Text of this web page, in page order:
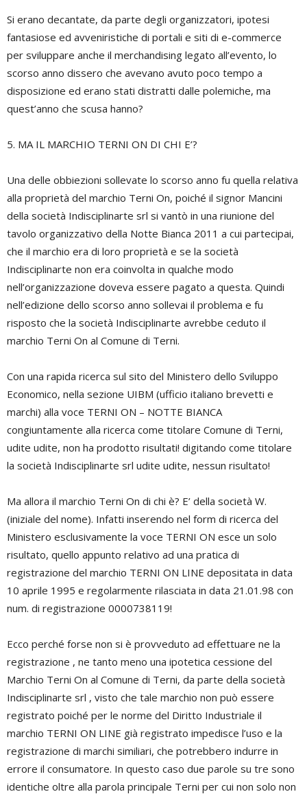
Si erano decantate, da parte degli organizzatori, ipotesi
fantasiose ed avveniristiche di portali e siti di e-commerce
per sviluppare anche il merchandising legato all’evento, lo
scorso anno dissero che avevano avuto poco tempo a
disposizione ed erano stati distratti dalle polemiche, ma
quest’anno che scusa hanno?
5. MA IL MARCHIO TERNI ON DI CHI E’?
Una delle obbiezioni sollevate lo scorso anno fu quella relativa
alla proprietà del marchio Terni On, poiché il signor Mancini
della società Indisciplinarte srl si vantò in una riunione del
tavolo organizzativo della Notte Bianca 2011 a cui partecipai,
che il marchio era di loro proprietà e se la società
Indisciplinarte non era coinvolta in qualche modo
nell’organizzazione doveva essere pagato a questa. Quindi
nell’edizione dello scorso anno sollevai il problema e fu
risposto che la società Indisciplinarte avrebbe ceduto il
marchio Terni On al Comune di Terni.
Con una rapida ricerca sul sito del Ministero dello Sviluppo
Economico, nella sezione UIBM (ufficio italiano brevetti e
marchi) alla voce TERNI ON – NOTTE BIANCA
congiuntamente alla ricerca come titolare Comune di Terni,
udite udite, non ha prodotto risultati! digitando come titolare
la società Indisciplinarte srl udite udite, nessun risultato!
Ma allora il marchio Terni On di chi è? E’ della società W.
(iniziale del nome). Infatti inserendo nel form di ricerca del
Ministero esclusivamente la voce TERNI ON esce un solo
risultato, quello appunto relativo ad una pratica di
registrazione del marchio TERNI ON LINE depositata in data
10 aprile 1995 e regolarmente rilasciata in data 21.01.98 con
num. di registrazione 0000738119!
Ecco perché forse non si è provveduto ad effettuare ne la
registrazione , ne tanto meno una ipotetica cessione del
Marchio Terni On al Comune di Terni, da parte della società
Indisciplinarte srl , visto che tale marchio non può essere
registrato poiché per le norme del Diritto Industriale il
marchio TERNI ON LINE già registrato impedisce l’uso e la
registrazione di marchi similiari, che potrebbero indurre in
errore il consumatore. In questo caso due parole su tre sono
identiche oltre alla parola principale Terni per cui non solo non